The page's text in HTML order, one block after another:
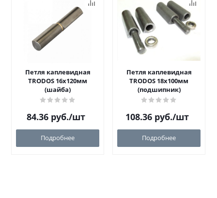
Петля каплевидная
TRODOS 16х120мм
(шайба)
84.36 руб./шт
Подробнее
Петля каплевидная
TRODOS 18х100мм
(подшипник)
108.36 руб./шт
Подробнее